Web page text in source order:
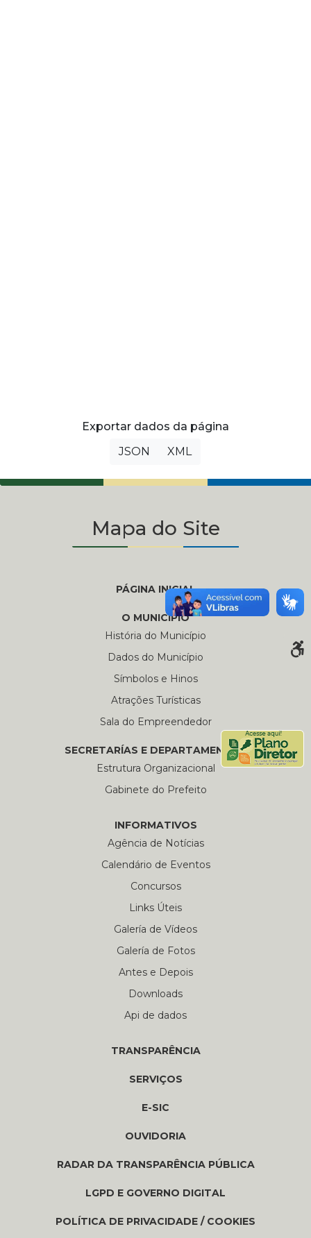
Exportar dados da página
JSON
XML
Mapa do Site
PÁGINA INICIAL
O MUNICÍPIO
História do Município
Dados do Município
Símbolos e Hinos
Atrações Turísticas
Sala do Empreendedor
SECRETARÍAS E DEPARTAMENTOS
Estrutura Organizacional
Gabinete do Prefeito
INFORMATIVOS
Agência de Notícias
Calendário de Eventos
Concursos
Links Úteis
Galería de Vídeos
Galería de Fotos
Antes e Depois
Downloads
Api de dados
TRANSPARÊNCIA
SERVIÇOS
E-SIC
OUVIDORIA
RADAR DA TRANSPARÊNCIA PÚBLICA
LGPD E GOVERNO DIGITAL
POLÍTICA DE PRIVACIDADE / COOKIES